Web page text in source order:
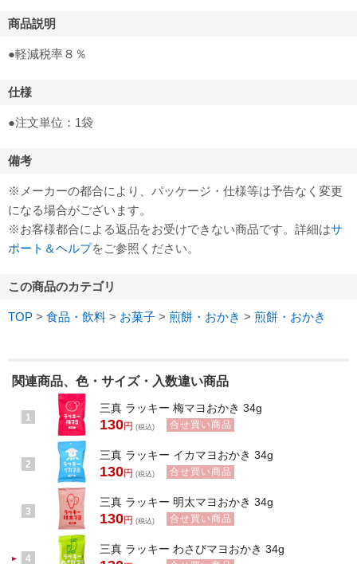
商品説明
●軽減税率８％
仕様
●注文単位：1袋
備考
※メーカーの都合により、パッケージ・仕様等は予告なく変更
になる場合がございます。
※お客様都合による返品をお受けできない商品です。詳細はサ
ポート＆ヘルプをご参照ください。
この商品のカテゴリ
TOP > 食品・飲料 > お菓子 > 煎餅・おかき > 煎餅・おかき
関連商品、色・サイズ・入数違い商品
1
三真 ラッキー 梅マヨおかき 34g
130円 (税込) 合せ買い商品
2
三真 ラッキー イカマヨおかき 34g
130円 (税込) 合せ買い商品
3
三真 ラッキー 明太マヨおかき 34g
130円 (税込) 合せ買い商品
4
三真 ラッキー わさびマヨおかき 34g